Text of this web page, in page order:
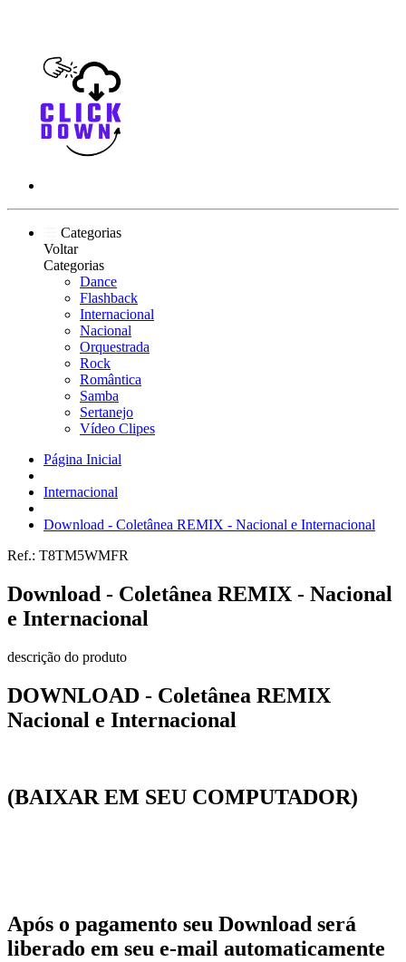
Categorias
Voltar
Categorias
Dance
Flashback
Internacional
Nacional
Orquestrada
Rock
Romântica
Samba
Sertanejo
Vídeo Clipes
Página Inicial
Internacional
Download - Coletânea REMIX - Nacional e Internacional
Ref.: T8TM5WMFR
Download - Coletânea REMIX - Nacional
e Internacional
descrição do produto
DOWNLOAD - Coletânea REMIX
Nacional e Internacional
(BAIXAR EM SEU COMPUTADOR)
Após o pagamento seu Download será
liberado em seu e-mail automaticamente